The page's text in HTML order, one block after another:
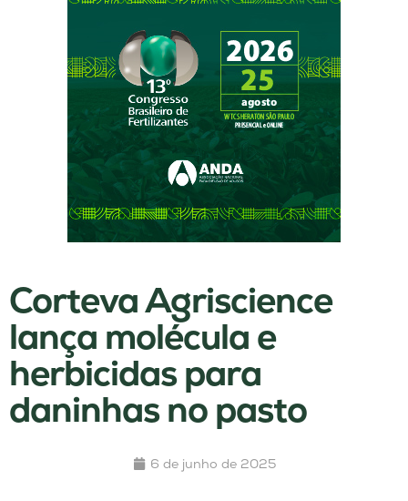
Corteva Agriscience
lança molécula e
herbicidas para
daninhas no pasto
6 de junho de 2025